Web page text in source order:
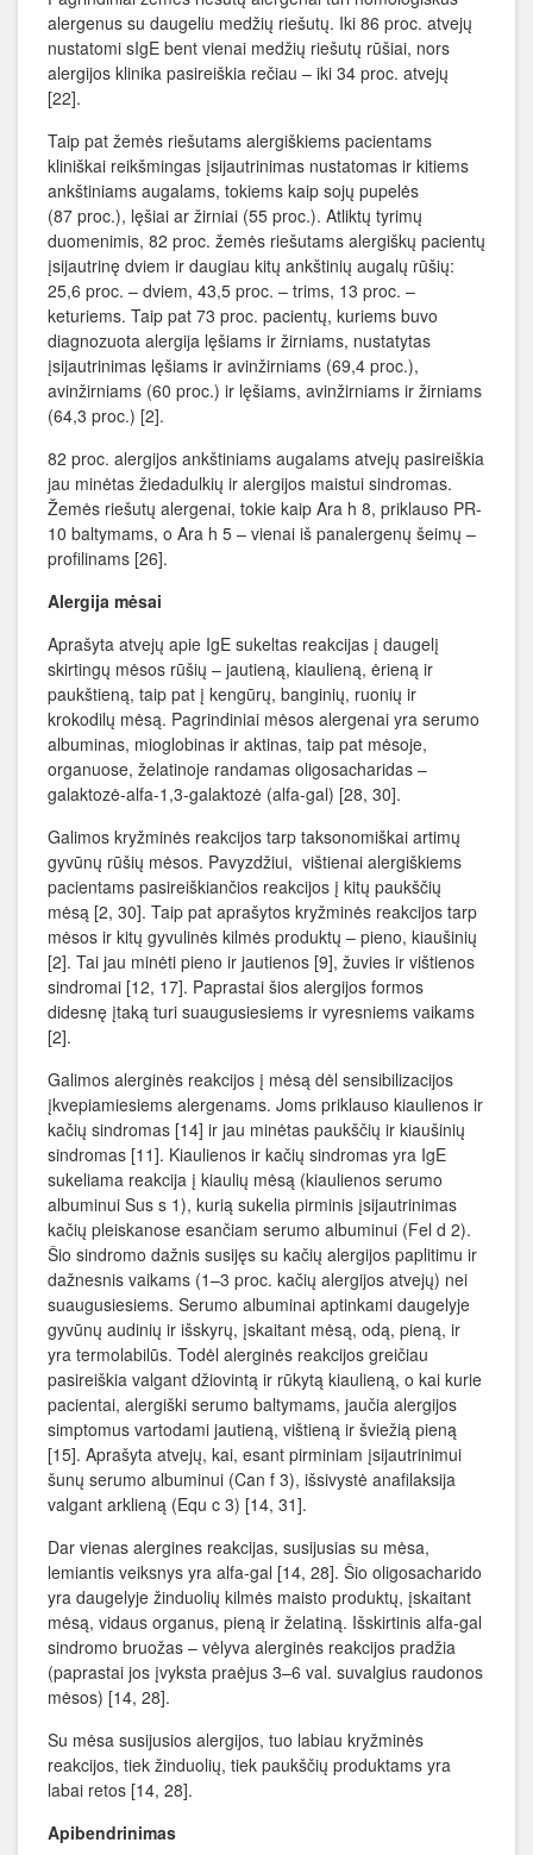
alergenus su daugeliu medžių riešutų. Iki 86 proc. atvejų
nustatomi sIgE bent vienai medžių riešutų rūšiai, nors
alergijos klinika pasireiškia rečiau – iki 34 proc. atvejų
[22].
Taip pat žemės riešutams alergiškiems pacientams
kliniškai reikšmingas įsijautrinimas nustatomas ir kitiems
ankštiniams augalams, tokiems kaip sojų pupelės
(87 proc.), lęšiai ar žirniai (55 proc.). Atliktų tyrimų
duomenimis, 82 proc. žemės riešutams alergiškų pacientų
įsijautrinę dviem ir daugiau kitų ankštinių augalų rūšių:
25,6 proc. – dviem, 43,5 proc. – trims, 13 proc. –
keturiems. Taip pat 73 proc. pacientų, kuriems buvo
diagnozuota alergija lęšiams ir žirniams, nustatytas
įsijautrinimas lęšiams ir avinžirniams (69,4 proc.),
avinžirniams (60 proc.) ir lęšiams, avinžirniams ir žirniams
(64,3 proc.) [2].
82 proc. alergijos ankštiniams augalams atvejų pasireiškia
jau minėtas žiedadulkių ir alergijos maistui sindromas.
Žemės riešutų alergenai, tokie kaip Ara h 8, priklauso PR-
10 baltymams, o Ara h 5 – vienai iš panalergenų šeimų –
profilinams [26].
Alergija mėsai
Aprašyta atvejų apie IgE sukeltas reakcijas į daugelį
skirtingų mėsos rūšių – jautieną, kiaulieną, ėrieną ir
paukštieną, taip pat į kengūrų, banginių, ruonių ir
krokodilų mėsą. Pagrindiniai mėsos alergenai yra serumo
albuminas, mioglobinas ir aktinas, taip pat mėsoje,
organuose, želatinoje randamas oligosacharidas –
galaktozė-alfa-1,3-galaktozė (alfa-gal) [28, 30].
Galimos kryžminės reakcijos tarp taksonomiškai artimų
gyvūnų rūšių mėsos. Pavyzdžiui, vištienai alergiškiems
pacientams pasireiškiančios reakcijos į kitų paukščių
mėsą [2, 30]. Taip pat aprašytos kryžminės reakcijos tarp
mėsos ir kitų gyvulinės kilmės produktų – pieno, kiaušinių
[2]. Tai jau minėti pieno ir jautienos [9], žuvies ir vištienos
sindromai [12, 17]. Paprastai šios alergijos formos
didesnę įtaką turi suaugusiesiems ir vyresniems vaikams
[2].
Galimos alerginės reakcijos į mėsą dėl sensibilizacijos
įkvepiamiesiems alergenams. Joms priklauso kiaulienos ir
kačių sindromas [14] ir jau minėtas paukščių ir kiaušinių
sindromas [11]. Kiaulienos ir kačių sindromas yra IgE
sukeliama reakcija į kiaulių mėsą (kiaulienos serumo
albuminui Sus s 1), kurią sukelia pirminis įsijautrinimas
kačių pleiskanose esančiam serumo albuminui (Fel d 2).
Šio sindromo dažnis susijęs su kačių alergijos paplitimu ir
dažnesnis vaikams (1–3 proc. kačių alergijos atvejų) nei
suaugusiesiems. Serumo albuminai aptinkami daugelyje
gyvūnų audinių ir išskyrų, įskaitant mėsą, odą, pieną, ir
yra termolabilūs. Todėl alerginės reakcijos greičiau
pasireiškia valgant džiovintą ir rūkytą kiaulieną, o kai kurie
pacientai, alergiški serumo baltymams, jaučia alergijos
simptomus vartodami jautieną, vištieną ir šviežią pieną
[15]. Aprašyta atvejų, kai, esant pirminiam įsijautrinimui
šunų serumo albuminui (Can f 3), išsivystė anafilaksija
valgant arklieną (Equ c 3) [14, 31].
Dar vienas alergines reakcijas, susijusias su mėsa,
lemiantis veiksnys yra alfa-gal [14, 28]. Šio oligosacharido
yra daugelyje žinduolių kilmės maisto produktų, įskaitant
mėsą, vidaus organus, pieną ir želatiną. Išskirtinis alfa-gal
sindromo bruožas – vėlyva alerginės reakcijos pradžia
(paprastai jos įvyksta praėjus 3–6 val. suvalgius raudonos
mėsos) [14, 28].
Su mėsa susijusios alergijos, tuo labiau kryžminės
reakcijos, tiek žinduolių, tiek paukščių produktams yra
labai retos [14, 28].
Apibendrinimas